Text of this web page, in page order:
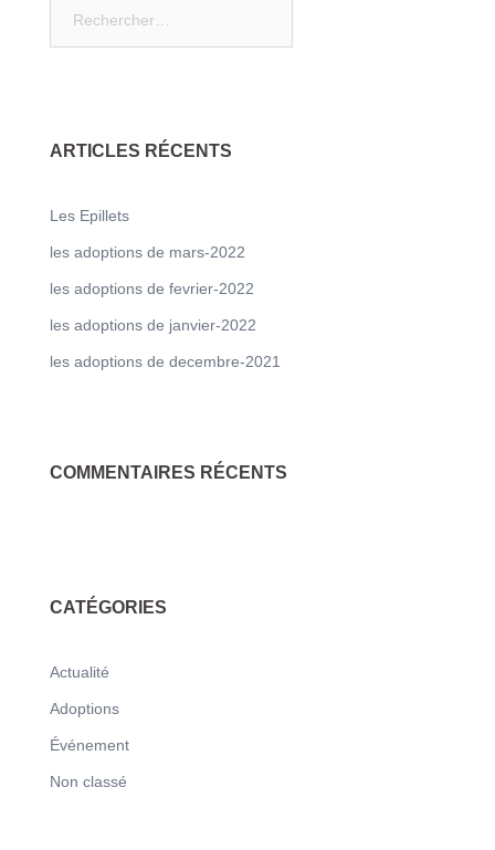
ARTICLES RÉCENTS
Les Epillets
les adoptions de mars-2022
les adoptions de fevrier-2022
les adoptions de janvier-2022
les adoptions de decembre-2021
COMMENTAIRES RÉCENTS
CATÉGORIES
Actualité
Adoptions
Événement
Non classé